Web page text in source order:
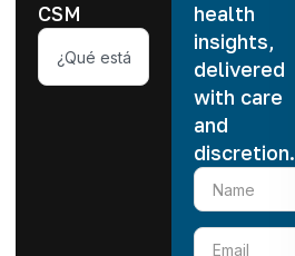
CSM
health
insights,
delivered
with care
and
discretion.